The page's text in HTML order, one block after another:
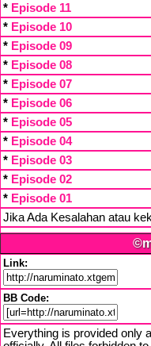
* Episode 11
* Episode 10
* Episode 09
* Episode 08
* Episode 07
* Episode 06
* Episode 05
* Episode 04
* Episode 03
* Episode 02
* Episode 01
Jika Ada Kesalahan atau
Link:
BB Code:
Everything is provided only